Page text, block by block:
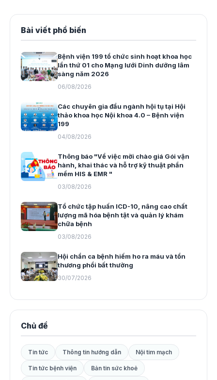
Bài viết phổ biến
Bệnh viện 199 tổ chức sinh hoạt khoa học
lần thứ 01 cho Mạng lưới Dinh dưỡng lâm
sàng năm 2026
06/08/2026
Các chuyên gia đầu ngành hội tụ tại Hội
thảo khoa học Nội khoa 4.0 – Bệnh viện
199
04/08/2026
Thông báo "Về việc mời chào giá Gói vận
hành, khai thác và hỗ trợ kỹ thuật phần
mềm HIS & EMR "
03/08/2026
Tổ chức tập huấn ICD-10, nâng cao chất
lượng mã hóa bệnh tật và quản lý khám
chữa bệnh
03/08/2026
Hội chẩn ca bệnh hiếm ho ra máu và tổn
thương phổi bất thường
30/07/2026
Chủ đề
Tin tức Thông tin hướng dẫn Nội tim mạch
Tin tức bệnh viện Bản tin sức khoẻ